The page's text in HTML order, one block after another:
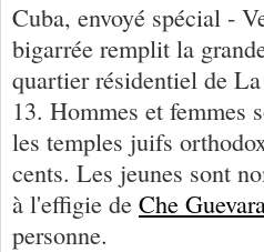
Cuba, envoyé spécial -
bigarrée remplit la
quartier résidentiel de
13. Hommes et femmes
les temples juifs
cents. Les jeunes sont
à l'effigie de Che
personne.